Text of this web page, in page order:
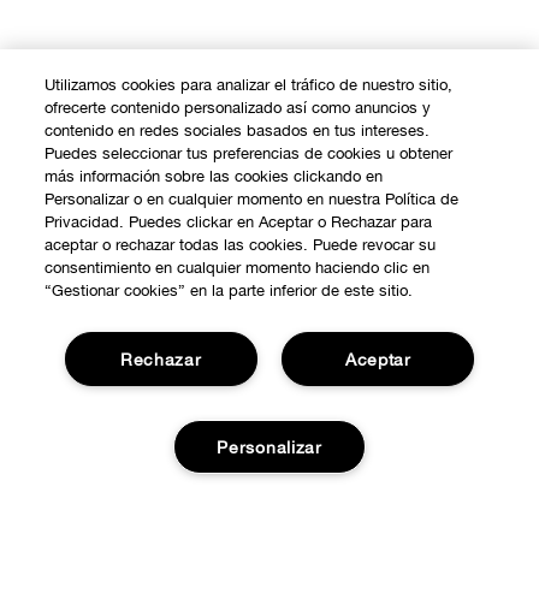
SOBRE NOSOTROS
Utilizamos cookies para analizar el tráfico de nuestro sitio,
ofrecerte contenido personalizado así como anuncios y
contenido en redes sociales basados en tus intereses.
Puedes seleccionar tus preferencias de cookies u obtener
más información sobre las cookies clickando en
Personalizar o en cualquier momento en nuestra Política de
Privacidad. Puedes clickar en Aceptar o Rechazar para
aceptar o rechazar todas las cookies. Puede revocar su
consentimiento en cualquier momento haciendo clic en
“Gestionar cookies” en la parte inferior de este sitio.
Aceptar
Rechazar
Personalizar